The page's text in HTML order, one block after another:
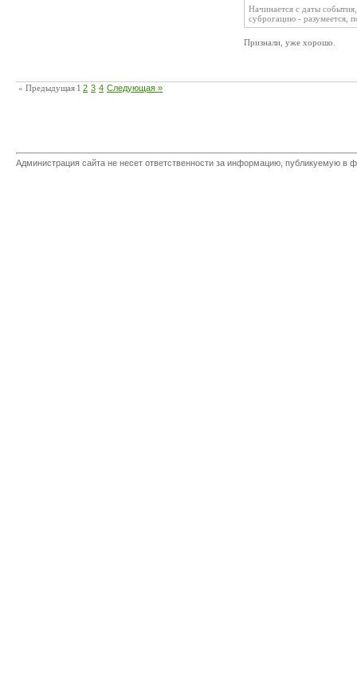
Начинается с даты
суброгацию - разумеется,
Признали, уже хорошо.
« Предыдущая 1 2 3 4 Следующая »
Администрация сайта не несет ответственности за информацию, публикуемую